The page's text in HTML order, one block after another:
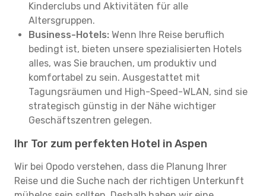
Kinderclubs und Aktivitäten für alle
Altersgruppen.
Business-Hotels: Wenn Ihre Reise beruflich
bedingt ist, bieten unsere spezialisierten Hotels
alles, was Sie brauchen, um produktiv und
komfortabel zu sein. Ausgestattet mit
Tagungsräumen und High-Speed-WLAN, sind sie
strategisch günstig in der Nähe wichtiger
Geschäftszentren gelegen.
Ihr Tor zum perfekten Hotel in Aspen
Wir bei Opodo verstehen, dass die Planung Ihrer
Reise und die Suche nach der richtigen Unterkunft